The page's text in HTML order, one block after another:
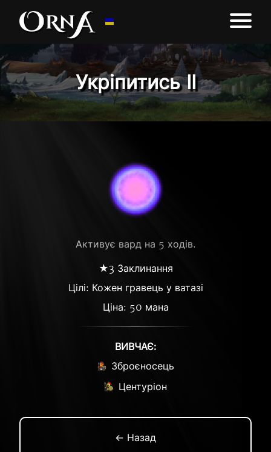
Укріпитись ІІ
Активує вард на 5 ходів.
★3 Заклинання
Цілі: Кожен гравець у ватазі
Ціна: 50 мана
ВИВЧАЄ:
Зброєносець
Центуріон
← Назад